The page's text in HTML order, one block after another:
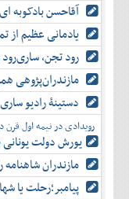
آقاحسن بادکوبه
یادمانی عظیم از
رود تجن،
مازندران‌پژوهی
دستینۀ رادیو ساری
رویدادی در نیمه اول قرن
یورش دولت یونانی
مازندران
پیامبر؛رحلت یا